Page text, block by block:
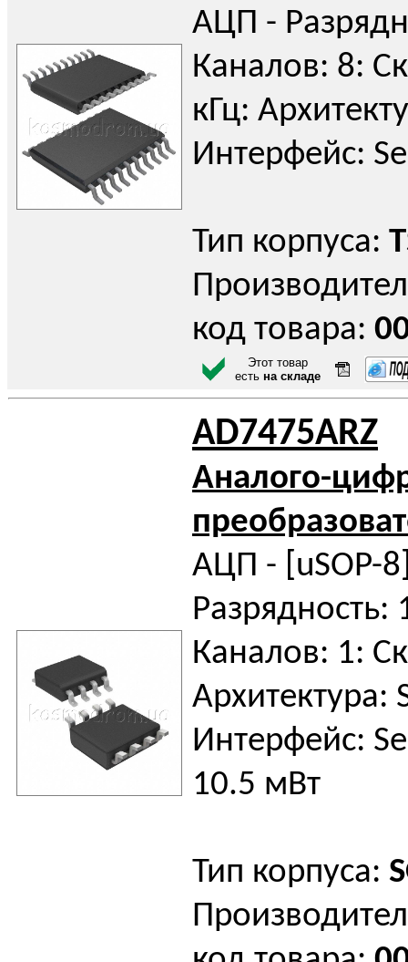
АЦП -
Каналов: 8:
кГц:
Интерфейс:
Тип корпуса:
код товара:
Этот товар
есть на складе
AD7475ARZ
Аналого-
АЦП - [uSOP-
Разрядность:
Каналов: 1:
Архитектура:
Интерфейс:
10.5 мВт
Тип корпуса: